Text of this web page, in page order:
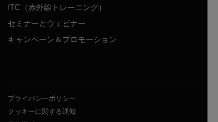
ITC（赤外線トレーニング）
セミナーとウェビナー
キャンペーン＆プロモーション
プライバシーポリシー
クッキーに関する通知